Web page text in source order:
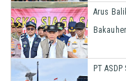
Arus
PT